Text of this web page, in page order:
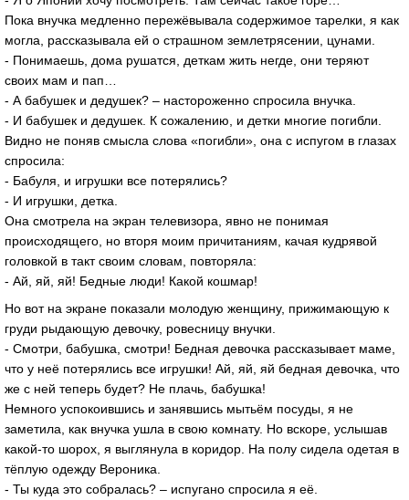
Пока внучка медленно пережёвывала содержимое тарелки, я как
могла, рассказывала ей о страшном землетрясении, цунами.
- Понимаешь, дома рушатся, деткам жить негде, они теряют
своих мам и пап…
- А бабушек и дедушек? – настороженно спросила внучка.
- И бабушек и дедушек. К сожалению, и детки многие погибли.
Видно не поняв смысла слова «погибли», она с испугом в глазах
спросила:
- Бабуля, и игрушки все потерялись?
- И игрушки, детка.
Она смотрела на экран телевизора, явно не понимая
происходящего, но вторя моим причитаниям, качая кудрявой
головкой в такт своим словам, повторяла:
- Ай, яй, яй! Бедные люди! Какой кошмар!
Но вот на экране показали молодую женщину, прижимающую к
груди рыдающую девочку, ровесницу внучки.
- Смотри, бабушка, смотри! Бедная девочка рассказывает маме,
что у неё потерялись все игрушки! Ай, яй, яй бедная девочка, что
же с ней теперь будет? Не плачь, бабушка!
Немного успокоившись и занявшись мытьём посуды, я не
заметила, как внучка ушла в свою комнату. Но вскоре, услышав
какой-то шорох, я выглянула в коридор. На полу сидела одетая в
тёплую одежду Вероника.
- Ты куда это собралась? – испугано спросила я её.